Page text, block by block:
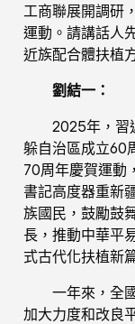
工商聯展開調研
運動。請講話人
近族配合體扶植
劉結一：
2025年，習
躲自治區成立60
70周年慶賀運動
書記高度器重新
族國民，鼓勵鼓
長，推動中華平
式古代化扶植新
一年來，全
加大力度和改良